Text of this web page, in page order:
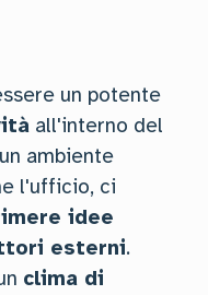
un potente
all'interno del
ambiente
l'ufficio, ci
idee
esterni.
clima di